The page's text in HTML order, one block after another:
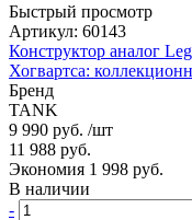
Быстрый просмотр
Артикул: 60143
Конструктор аналог
Хогвартса:
Бренд
TANK
9 990 руб. /шт
11 988 руб.
Экономия 1 998 руб.
В наличии
-